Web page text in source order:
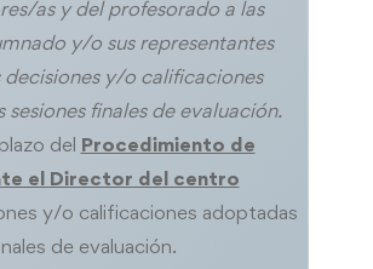
as y del profesorado a las
y/o sus representantes
decisiones y/o calificaciones
sesiones finales de evaluación.
del Procedimiento de
el Director del centro
y/o calificaciones adoptadas
de evaluación.